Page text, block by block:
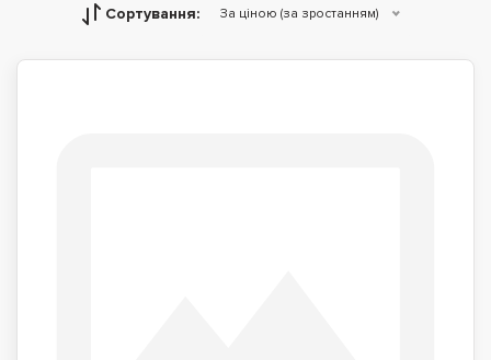
Сортування: За ціною (за зростанням)